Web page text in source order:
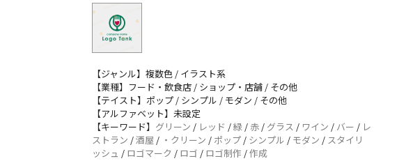
【ジャンル】複数色 / イラスト系
【業種】フード・飲食店 / ショップ・店舗 / その他
【テイスト】ポップ / シンプル / モダン / その他
【アルファベット】未設定
【キーワード】 グリーン / レッド /緑 / 赤 / グラス / ワイン / バー / レ
ストラン /酒屋 / ・クリーン / ポップ / シンプル / モダン / スタイリ
ッシュ / ロゴマーク / ロゴ / ロゴ制作 /作成